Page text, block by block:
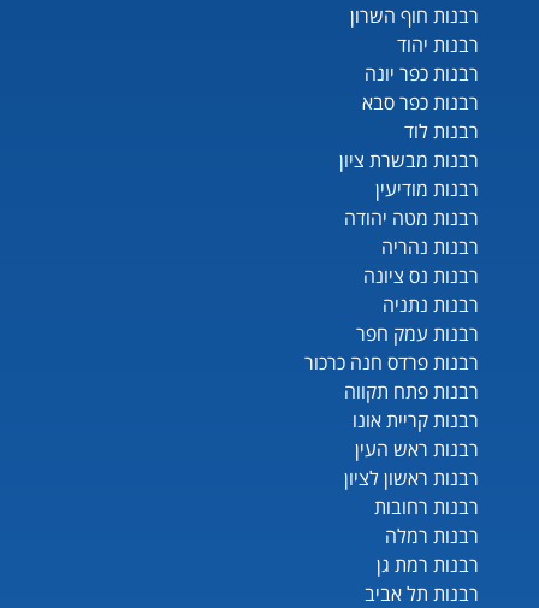
רבנות חוף השרון
רבנות יהוד
רבנות כפר יונה
רבנות כפר סבא
רבנות לוד
רבנות מבשרת ציון
רבנות מודיעין
רבנות מטה יהודה
רבנות נהריה
רבנות נס ציונה
רבנות נתניה
רבנות עמק חפר
רבנות פרדס חנה כרכור
רבנות פתח תקווה
רבנות קריית אונו
רבנות ראש העין
רבנות ראשון לציון
רבנות רחובות
רבנות רמלה
רבנות רמת גן
רבנות תל אביב